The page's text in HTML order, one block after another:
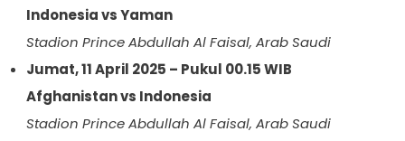
Indonesia vs Yaman
Stadion Prince Abdullah Al Faisal, Arab Saudi
Jumat, 11 April 2025 – Pukul 00.15 WIB
Afghanistan vs Indonesia
Stadion Prince Abdullah Al Faisal, Arab Saudi